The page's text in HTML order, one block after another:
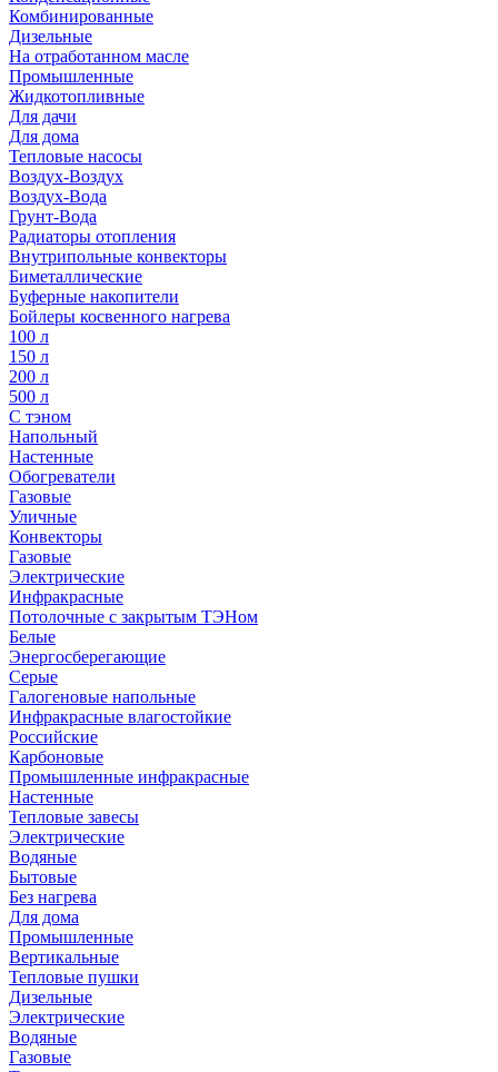
Комбинированные
Дизельные
На отработанном масле
Промышленные
Жидкотопливные
Для дачи
Для дома
Тепловые насосы
Воздух-Воздух
Воздух-Вода
Грунт-Вода
Радиаторы отопления
Внутрипольные конвекторы
Биметаллические
Буферные накопители
Бойлеры косвенного нагрева
100 л
150 л
200 л
500 л
С тэном
Напольный
Настенные
Обогреватели
Газовые
Уличные
Конвекторы
Газовые
Электрические
Инфракрасные
Потолочные с закрытым ТЭНом
Белые
Энергосберегающие
Серые
Галогеновые напольные
Инфракрасные влагостойкие
Российские
Карбоновые
Промышленные инфракрасные
Настенные
Тепловые завесы
Электрические
Водяные
Бытовые
Без нагрева
Для дома
Промышленные
Вертикальные
Тепловые пушки
Дизельные
Электрические
Водяные
Газовые